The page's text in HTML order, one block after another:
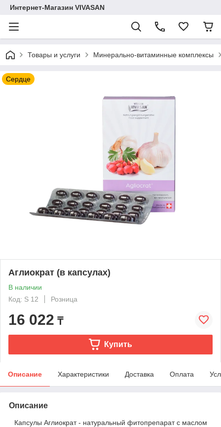
Интернет-Магазин VIVASAN
Товары и услуги Минерально-витаминные комплексы
Сердце
Аглиократ (в капсулах)
В наличии
Код: S 12
Розница
16 022 ₸
Купить
Описание Характеристики Доставка Оплата
Описание
Капсулы Аглиократ - натуральный фитопрепарат с маслом